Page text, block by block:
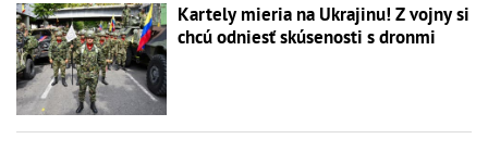
Kartely mieria na Ukrajinu! Z vojny si
chcú odniesť skúsenosti s dronmi